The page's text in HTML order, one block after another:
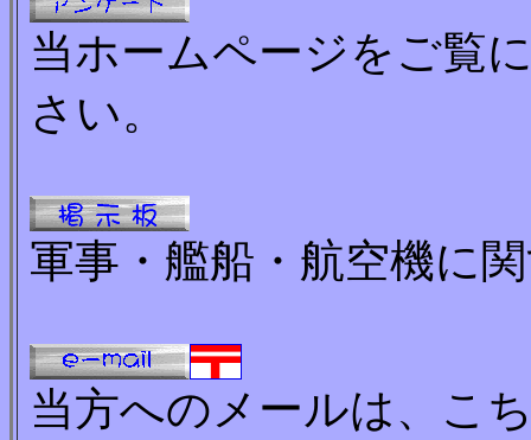
当ホームページをご覧
さい。
軍事・艦船・航空機に
当方へのメールは、こ